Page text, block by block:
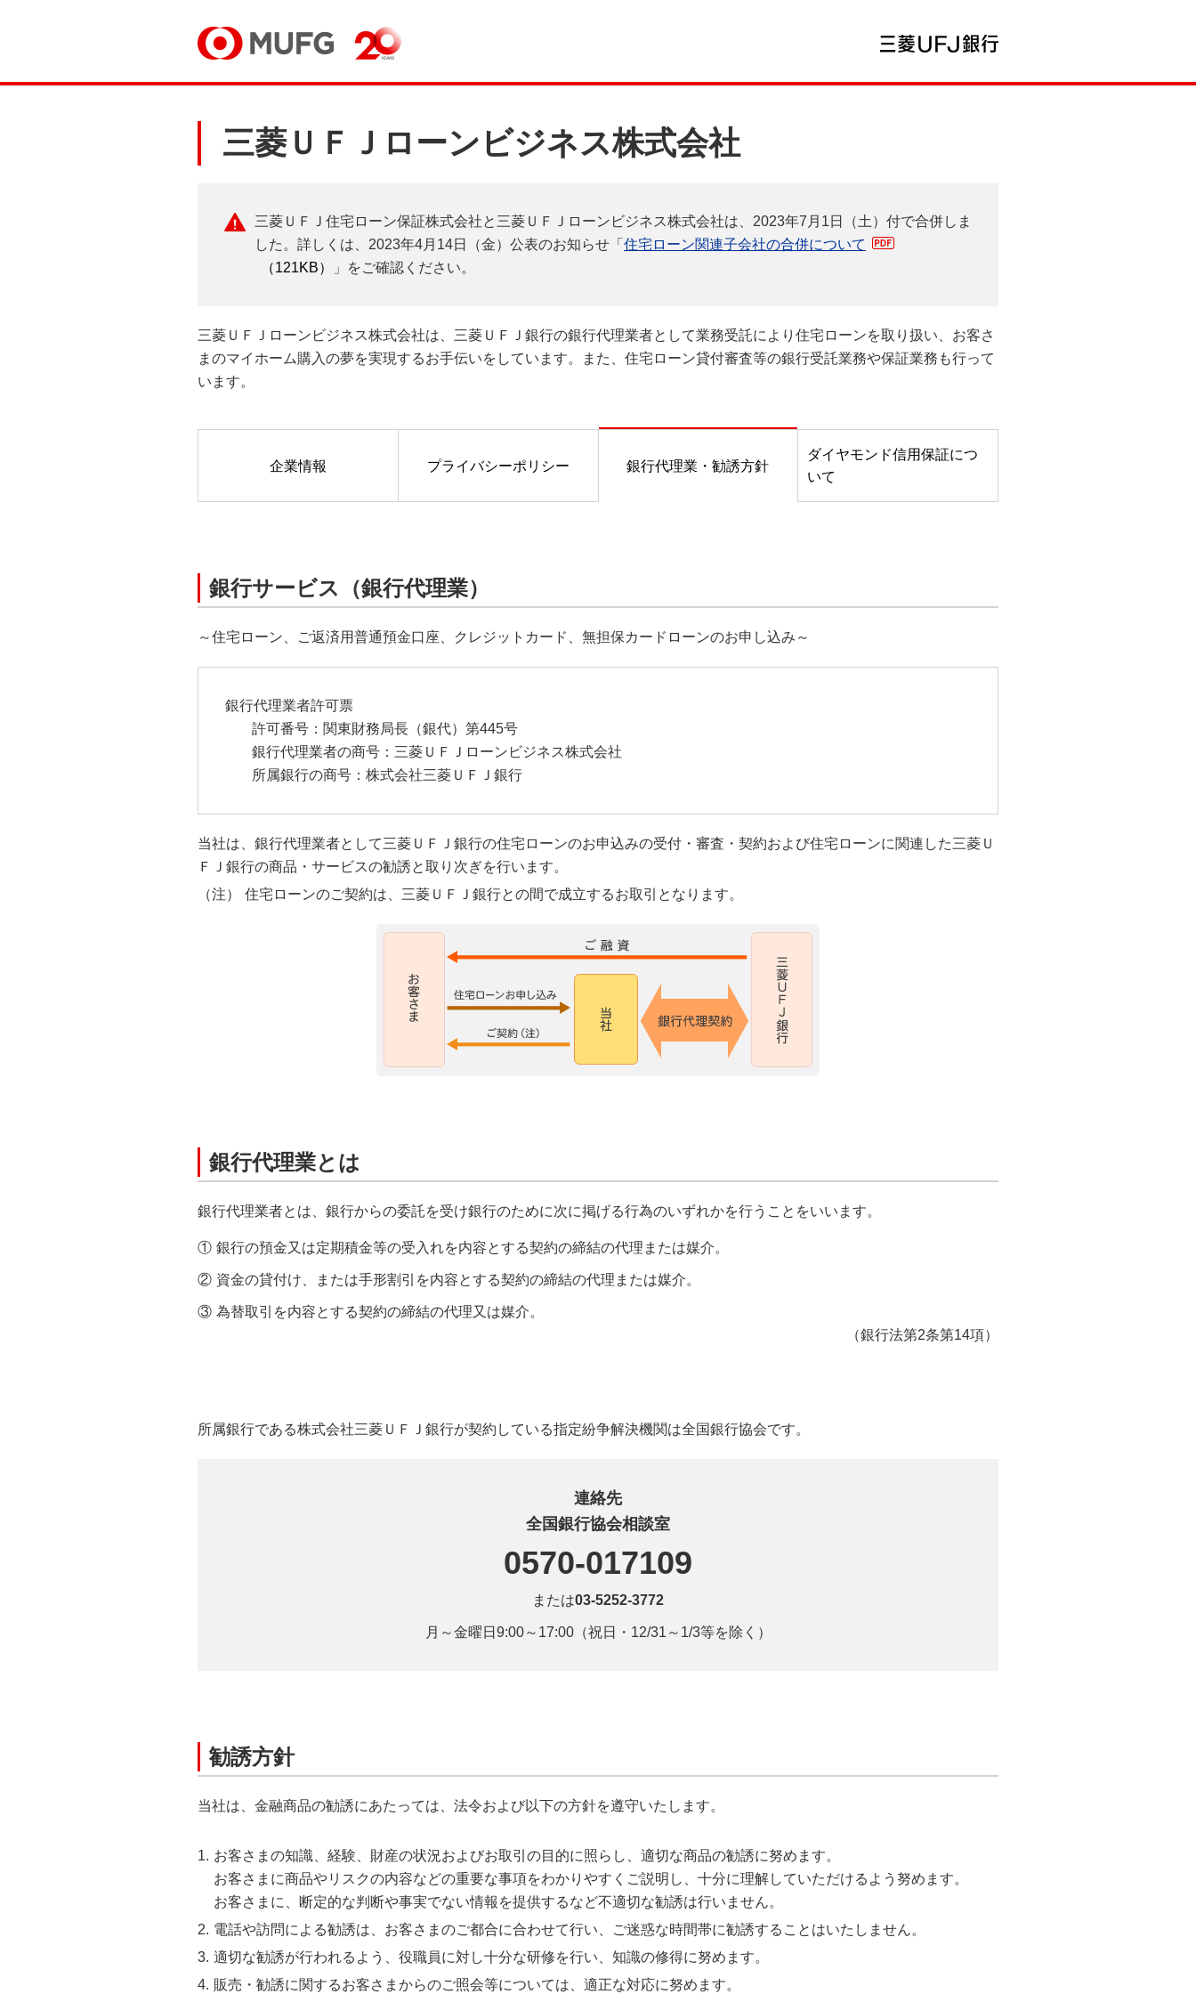
三菱ＵＦＪローンビジネス株式会社
三菱ＵＦＪ住宅ローン保証株式会社と三菱ＵＦＪローンビジネス株式会社は、2023年7月1日（土）付で合併しま
した。詳しくは、2023年4月14日（金）公表のお知らせ「 住宅ローン関連子会社の合併について
（121KB）
」をご確認ください。
三菱ＵＦＪローンビジネス株式会社は、三菱ＵＦＪ銀行の銀行代理業者として業務受託により住宅ローンを取り扱い、お客さ
まのマイホーム購入の夢を実現するお手伝いをしています。また、住宅ローン貸付審査等の銀行受託業務や保証業務も行って
います。
企業情報 プライバシーポリシー 銀行代理業・勧誘方針
ダイヤモンド信用保証につ
いて
銀行サービス（銀行代理業）
～住宅ローン、ご返済用普通預金口座、クレジットカード、無担保カードローンのお申し込み～
銀行代理業者許可票
許可番号：関東財務局長（銀代）第445号
銀行代理業者の商号：三菱ＵＦＪローンビジネス株式会社
所属銀行の商号：株式会社三菱ＵＦＪ銀行
当社は、銀行代理業者として三菱ＵＦＪ銀行の住宅ローンのお申込みの受付・審査・契約および住宅ローンに関連した三菱Ｕ
ＦＪ銀行の商品・サービスの勧誘と取り次ぎを行います。
住宅ローンのご契約は、三菱ＵＦＪ銀行との間で成立するお取引となります。
銀行代理業とは
銀行代理業者とは、銀行からの委託を受け銀行のために次に掲げる行為のいずれかを行うことをいいます。
銀行の預金又は定期積金等の受入れを内容とする契約の締結の代理または媒介。
資金の貸付け、または手形割引を内容とする契約の締結の代理または媒介。
為替取引を内容とする契約の締結の代理又は媒介。
（銀行法第2条第14項）
所属銀行である株式会社三菱ＵＦＪ銀行が契約している指定紛争解決機関は全国銀行協会です。
連絡先
全国銀行協会相談室
0570-017109
または03-5252-3772
月～金曜日9:00～17:00（祝日・12/31～1/3等を除く）
勧誘方針
当社は、金融商品の勧誘にあたっては、法令および以下の方針を遵守いたします。
お客さまの知識、経験、財産の状況およびお取引の目的に照らし、適切な商品の勧誘に努めます。
お客さまに商品やリスクの内容などの重要な事項をわかりやすくご説明し、十分に理解していただけるよう努めます。
お客さまに、断定的な判断や事実でない情報を提供するなど不適切な勧誘は行いません。
電話や訪問による勧誘は、お客さまのご都合に合わせて行い、ご迷惑な時間帯に勧誘することはいたしません。
適切な勧誘が行われるよう、役職員に対し十分な研修を行い、知識の修得に努めます。
販売・勧誘に関するお客さまからのご照会等については、適正な対応に努めます。